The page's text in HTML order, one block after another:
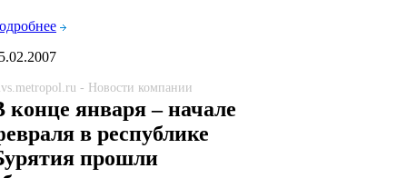
- Новости компании
конце января – начале
в республике
прошли